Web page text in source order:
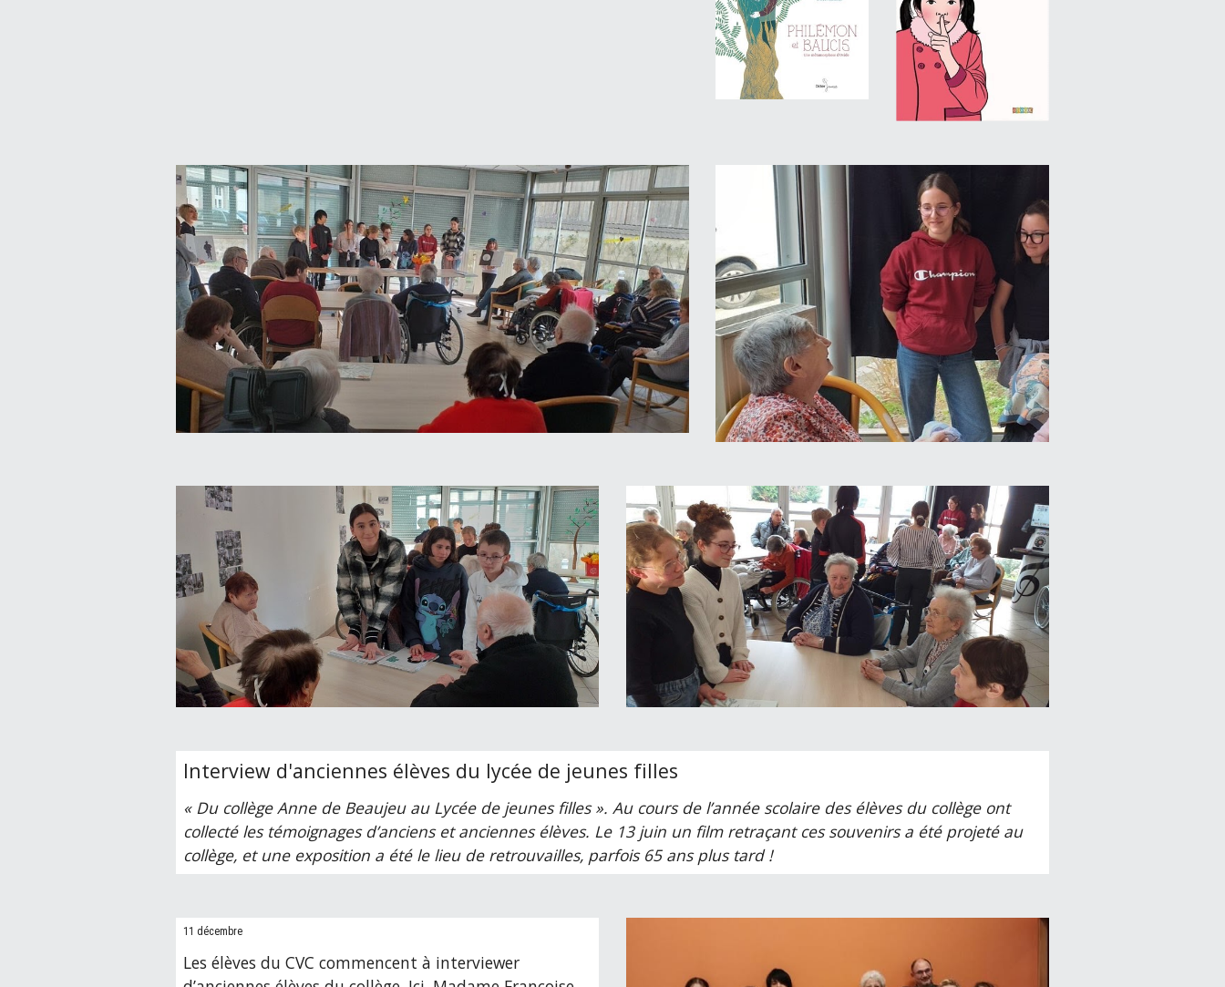
Interview d'anciennes élèves du lycée de jeunes filles
« Du collège Anne de Beaujeu au Lycée de jeunes filles ». Au cours de l’année scolaire des élèves du collège ont
collecté les témoignages d’anciens et anciennes élèves. Le 13 juin un film retraçant ces souvenirs a été projeté au
collège, et une exposition a été le lieu de retrouvailles, parfois 65 ans plus tard !
11 décembre
Les élèves du CVC commencent à interviewer